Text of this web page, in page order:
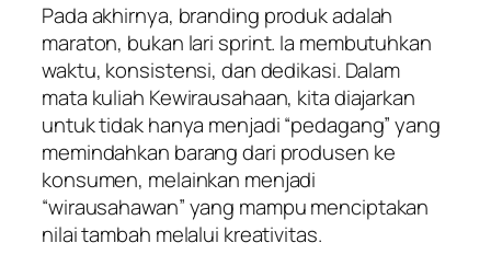
Pada akhirnya, branding produk adalah
maraton, bukan lari sprint. Ia membutuhkan
waktu, konsistensi, dan dedikasi. Dalam
mata kuliah Kewirausahaan, kita diajarkan
untuk tidak hanya menjadi “pedagang” yang
memindahkan barang dari produsen ke
konsumen, melainkan menjadi
“wirausahawan” yang mampu menciptakan
nilai tambah melalui kreativitas.